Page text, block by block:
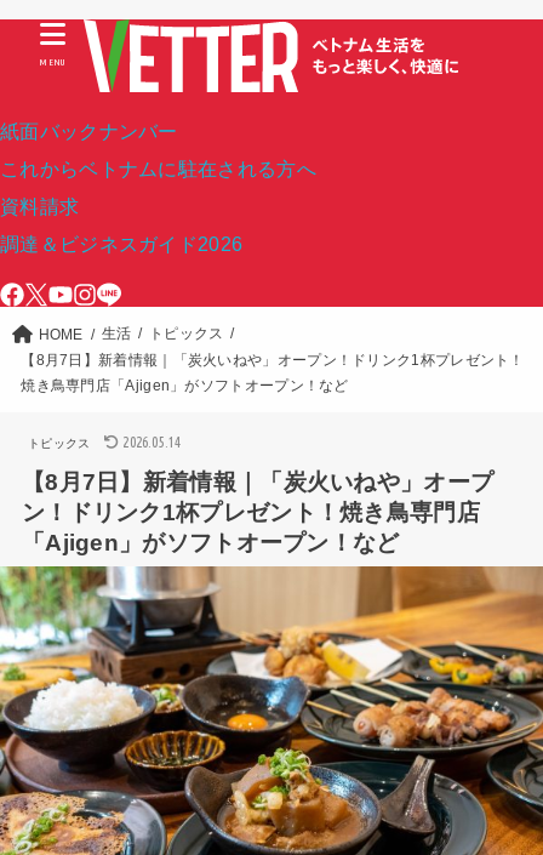
紙面バックナンバー
これからベトナムに駐在される方へ
資料請求
調達＆ビジネスガイド2026
MENU
HOME 生活
トピックス
【8月7日】新着情報｜「炭火いねや」オープン！ドリンク1杯プレゼント！
焼き鳥専門店「Ajigen」がソフトオープン！など
トピックス 2026.05.14
【8月7日】新着情報｜「炭火いねや」オープ
ン！ドリンク1杯プレゼント！焼き鳥専門店
「Ajigen」がソフトオープン！など